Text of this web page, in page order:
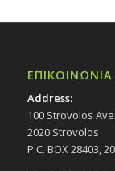
ΕΠΙΚΟΙΝΩΝΙΑ
Address:
100 Strovolos
2020 Strovolos
P.C. BOX 28403,